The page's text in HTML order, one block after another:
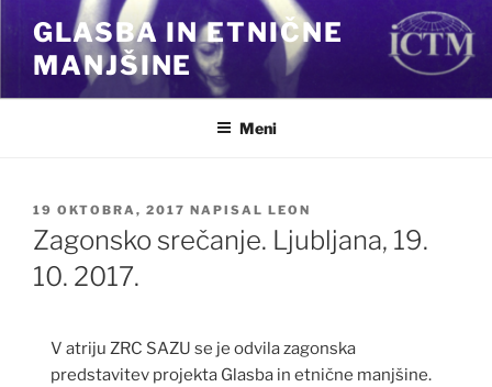
vsebino
GLASBA IN ETNIČNE
MANJŠINE
Meni
OBJAVLJENO
DNE
19 OKTOBRA, 2017 NAPISAL LEON
Zagonsko srečanje. Ljubljana, 19.
10. 2017.
V atriju ZRC SAZU se je odvila zagonska
predstavitev projekta Glasba in etnične manjšine.